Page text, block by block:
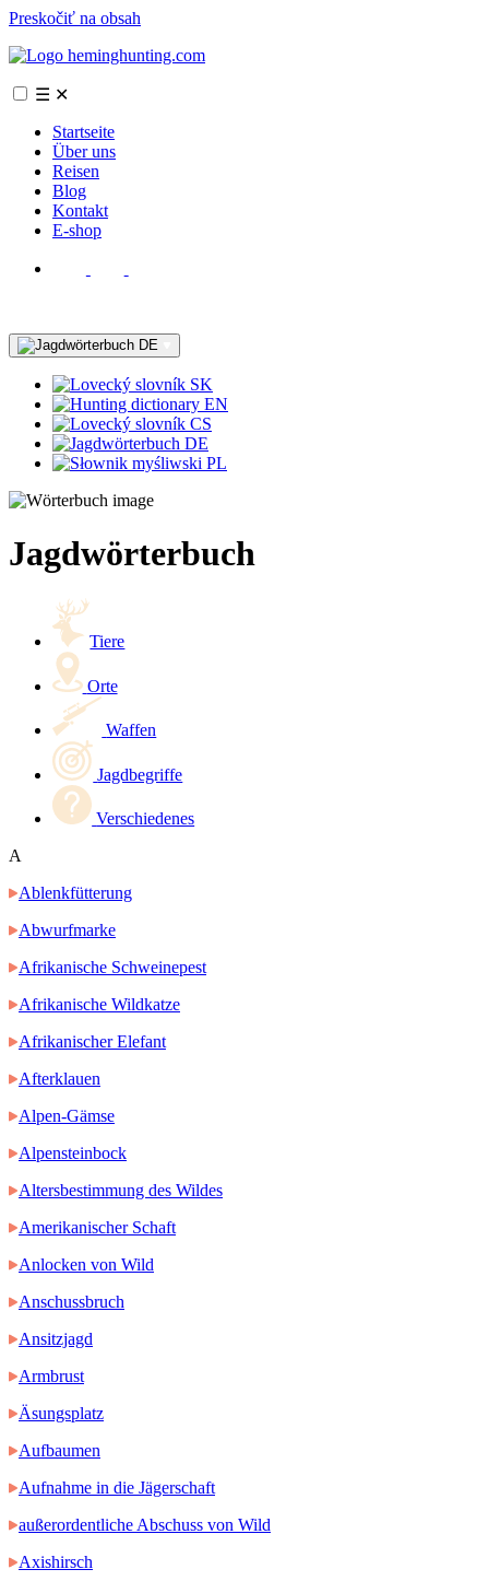
Preskočiť na obsah
☰ ✕
Startseite
Über uns
Reisen
Blog
Kontakt
E-shop
DE
SK
EN
CS
DE
PL
Jagdwörterbuch
Tiere
Orte
Waffen
Jagdbegriffe
Verschiedenes
A
Ablenkfütterung
Abwurfmarke
Afrikanische Schweinepest
Afrikanische Wildkatze
Afrikanischer Elefant
Afterklauen
Alpen-Gämse
Alpensteinbock
Altersbestimmung des Wildes
Amerikanischer Schaft
Anlocken von Wild
Anschussbruch
Ansitzjagd
Armbrust
Äsungsplatz
Aufbaumen
Aufnahme in die Jägerschaft
außerordentliche Abschuss von Wild
Axishirsch